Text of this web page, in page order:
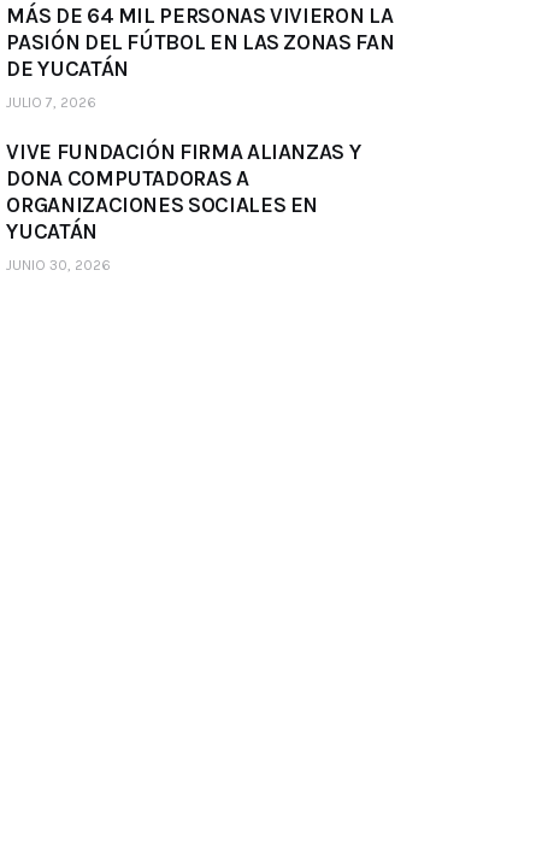
MÁS DE 64 MIL PERSONAS VIVIERON LA
PASIÓN DEL FÚTBOL EN LAS ZONAS FAN
DE YUCATÁN
JULIO 7, 2026
VIVE FUNDACIÓN FIRMA ALIANZAS Y
DONA COMPUTADORAS A
ORGANIZACIONES SOCIALES EN
YUCATÁN
JUNIO 30, 2026